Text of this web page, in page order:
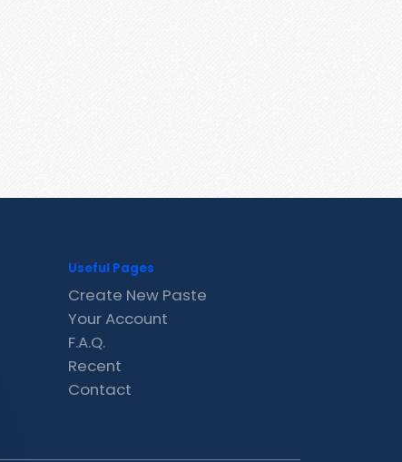
Useful Pages
Create New Paste
Your Account
F.A.Q.
Recent
Contact